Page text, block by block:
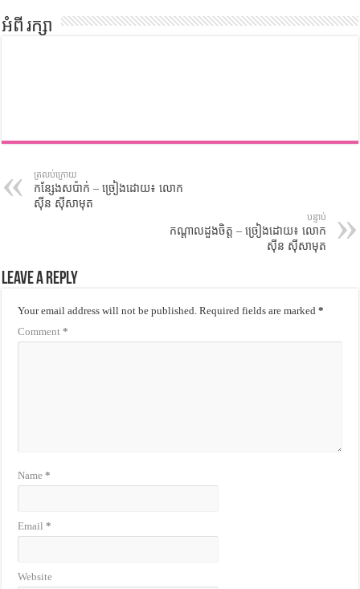
អំពី រក្សា
ត្រលប់ក្រោយ
កន្សែងសប៉ាក់ – ច្រៀងដោយ៖ លោក
ស៊ីន ស៊ីសាមុត
បន្ទាប់
កណ្ដាលដួងចិត្ត – ច្រៀងដោយ៖ លោក
ស៊ីន ស៊ីសាមុត
Leave a Reply
Your email address will not be published. Required fields are marked*
Comment*
Name*
Email*
Website